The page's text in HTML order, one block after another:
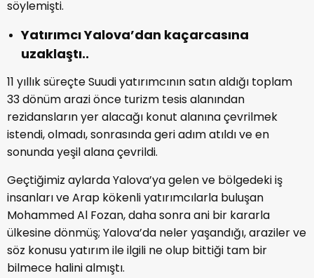
söylemişti.
Yatırımcı Yalova’dan kaçarcasına
uzaklaştı..
11 yıllık süreçte Suudi yatırımcının satın aldığı toplam
33 dönüm arazi önce turizm tesis alanından
rezidansların yer alacağı konut alanına çevrilmek
istendi, olmadı, sonrasında geri adım atıldı ve en
sonunda yeşil alana çevrildi.
Geçtiğimiz aylarda Yalova’ya gelen ve bölgedeki iş
insanları ve Arap kökenli yatırımcılarla buluşan
Mohammed Al Fozan, daha sonra ani bir kararla
ülkesine dönmüş; Yalova’da neler yaşandığı, araziler ve
söz konusu yatırım ile ilgili ne olup bittiği tam bir
bilmece halini almıştı.